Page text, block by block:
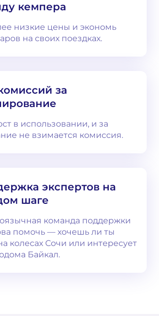
кемпера
низкие цены и экономь
на своих поездках.
за
в использовании, и за
не взимается комиссия.
экспертов на
шаге
команда поддержки
помочь — хочешь ли ты
колесах Сочи или интересует
Байкал.